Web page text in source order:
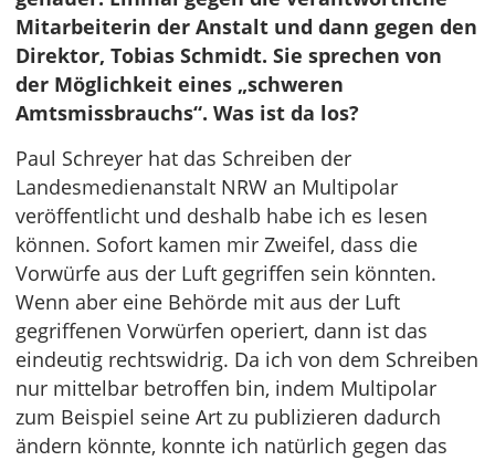
Mitarbeiterin der Anstalt und dann gegen den
Direktor, Tobias Schmidt. Sie sprechen von
der Möglichkeit eines „schweren
Amtsmissbrauchs“. Was ist da los?
Paul Schreyer hat das Schreiben der
Landesmedienanstalt NRW an Multipolar
veröffentlicht und deshalb habe ich es lesen
können. Sofort kamen mir Zweifel, dass die
Vorwürfe aus der Luft gegriffen sein könnten.
Wenn aber eine Behörde mit aus der Luft
gegriffenen Vorwürfen operiert, dann ist das
eindeutig rechtswidrig. Da ich von dem Schreiben
nur mittelbar betroffen bin, indem Multipolar
zum Beispiel seine Art zu publizieren dadurch
ändern könnte, konnte ich natürlich gegen das